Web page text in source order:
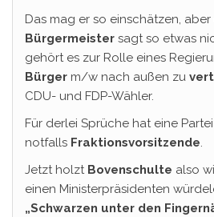
Das mag er so einschätzen, aber
Bürgermeister sagt so etwas
gehört es zur Rolle eines
Bürger m/w nach außen zu
CDU- und FDP-Wähler.
Für derlei Sprüche hat eine Partei
notfalls Fraktionsvorsitzende.
Jetzt holzt Bovenschulte also
einen Ministerpräsidenten
„Schwarzen unter den